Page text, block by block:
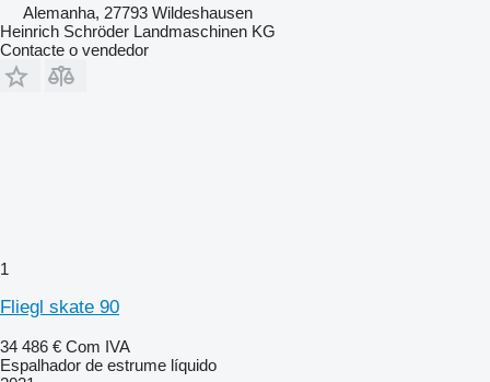
Alemanha, 27793 Wildeshausen
Heinrich Schröder Landmaschinen KG
Contacte o vendedor
1
Fliegl skate 90
34 486 € Com IVA
Espalhador de estrume líquido